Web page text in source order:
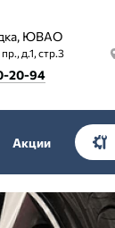
ЮВАО
д.1, стр.3
20-94
Акции